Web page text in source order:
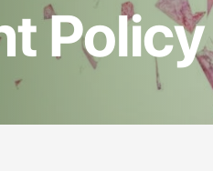
Policy